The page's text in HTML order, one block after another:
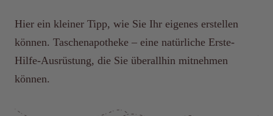
Hier ein kleiner Tipp, wie Sie Ihr eigenes erstellen
können. Taschenapotheke – eine natürliche Erste-
Hilfe-Ausrüstung, die Sie überallhin mitnehmen
können.